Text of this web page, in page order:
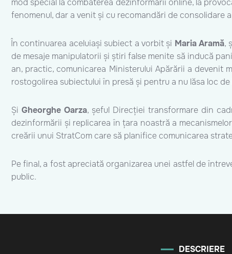
fenomenul, dar a venit și cu recomandări de
În continuarea aceluiași subiect a vorbit și Maria Aramă,
de mesaje manipulatorii și știri false menite să inducă
an, practic, comunicarea Ministerului Apărării a
rostogolirea subiectului în presă și pentru a nu lăsa loc
Și Gheorghe Oarza, șeful Direcției transformare din
dezinformării și replicarea în țara noastră a
creării unui StratCom care să planifice comunicarea
Pe final, a fost apreciată organizarea unei astfel de
public.
DESCRIERE